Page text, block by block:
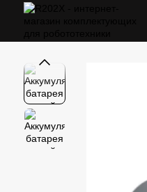
Перейти к основному контенту